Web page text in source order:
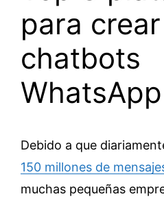
para crear
chatbots
WhatsApp
Debido a que
150 millones de
muchas pequeñas